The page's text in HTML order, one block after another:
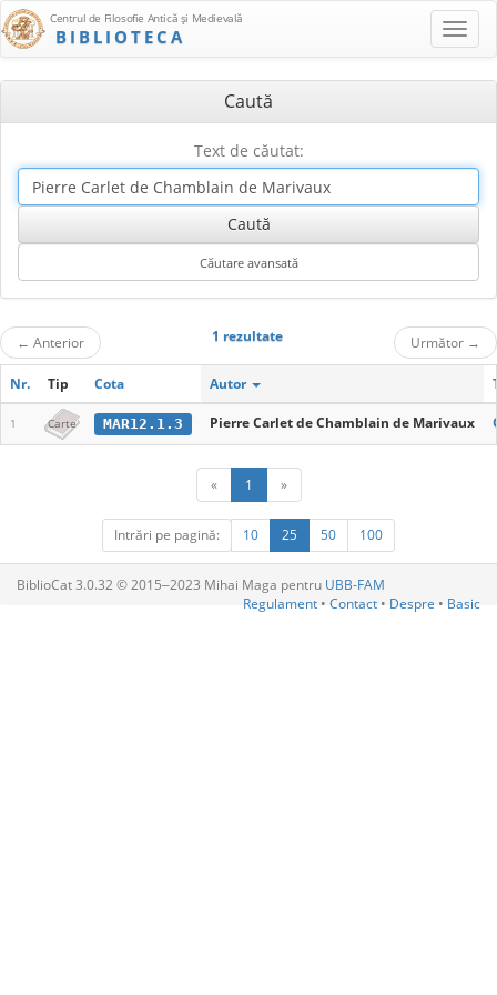
Centrul de Filosofie Antică şi Medievală
BIBLIOTECA
Caută
Text de căutat:
← Anterior 1 rezultate Următor →
Nr. Tip Cota Autor
1 Carte MAR12.1.3 Pierre Carlet de Chamblain de Marivaux
« 1 »
Intrări pe pagină: 10 25 50 100
BiblioCat 3.0.32 © 2015‒2023 Mihai Maga pentru UBB-FAM
Regulament • Contact • Despre • Basic